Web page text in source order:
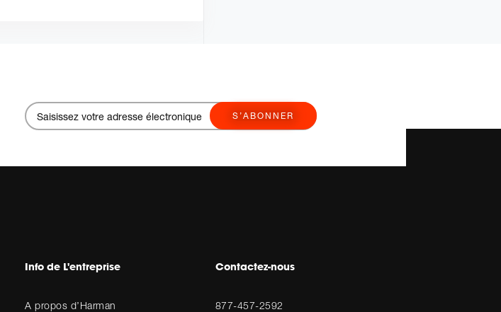
S’ABONNER
Info de L'entreprise
A propos d’Harman
Contactez-nous
877-457-2592